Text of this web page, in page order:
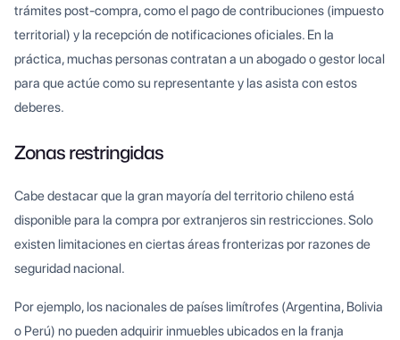
trámites post-compra, como el pago de contribuciones (impuesto
territorial) y la recepción de notificaciones oficiales. En la
práctica, muchas personas contratan a un abogado o gestor local
para que actúe como su representante y las asista con estos
deberes.
Zonas restringidas
Cabe destacar que la gran mayoría del territorio chileno está
disponible para la compra por extranjeros sin restricciones. Solo
existen limitaciones en ciertas áreas fronterizas por razones de
seguridad nacional.
Por ejemplo, los nacionales de países limítrofes (Argentina, Bolivia
o Perú) no pueden adquirir inmuebles ubicados en la franja